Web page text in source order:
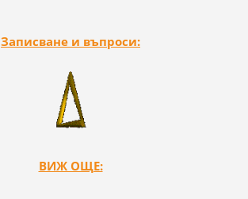
Записване и въпроси:
ВИЖ ОЩЕ: